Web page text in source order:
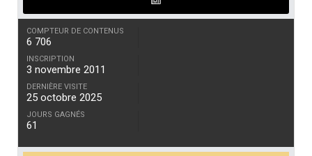
COMPTEUR DE CONTENUS
6 706
INSCRIPTION
3 novembre 2011
DERNIÈRE VISITE
25 octobre 2025
JOURS GAGNÉS
61